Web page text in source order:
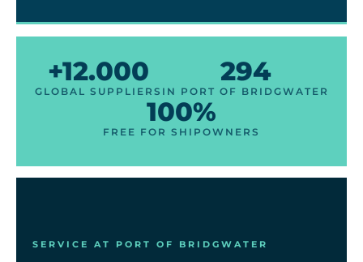
+12.000
GLOBAL SUPPLIERS
294
IN PORT OF BRIDGWATER
100%
FREE FOR SHIPOWNERS
SERVICE AT PORT OF BRIDGWATER